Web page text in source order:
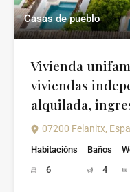
Casas de pueblo
Vivienda
viviendas
alquilada,
07200 Felanitx,
Habitacións
6
Baños
4